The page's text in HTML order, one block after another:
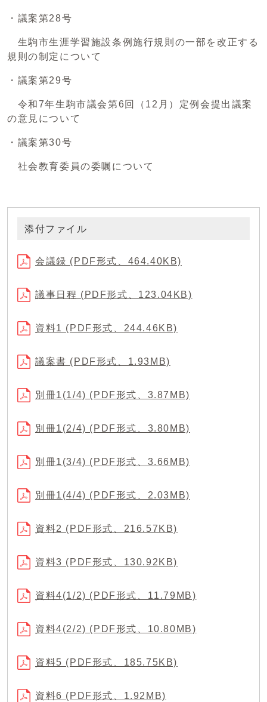
・議案第28号
生駒市生涯学習施設条例施行規則の一部を改正する
規則の制定について
・議案第29号
令和7年生駒市議会第6回（12月）定例会提出議案
の意見について
・議案第30号
社会教育委員の委嘱について
添付ファイル
会議録 (PDF形式、464.40KB)
議事日程 (PDF形式、123.04KB)
資料1 (PDF形式、244.46KB)
議案書 (PDF形式、1.93MB)
別冊1(1/4) (PDF形式、3.87MB)
別冊1(2/4) (PDF形式、3.80MB)
別冊1(3/4) (PDF形式、3.66MB)
別冊1(4/4) (PDF形式、2.03MB)
資料2 (PDF形式、216.57KB)
資料3 (PDF形式、130.92KB)
資料4(1/2) (PDF形式、11.79MB)
資料4(2/2) (PDF形式、10.80MB)
資料5 (PDF形式、185.75KB)
資料6 (PDF形式、1.92MB)